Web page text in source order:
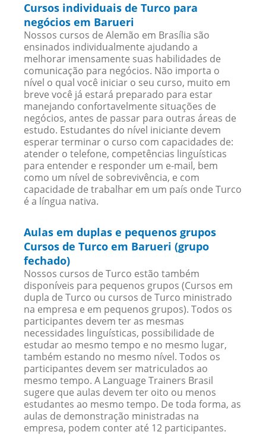
Cursos individuais de Turco para
negócios em Barueri
Nossos cursos de Alemão em Brasília são
ensinados individualmente ajudando a
melhorar imensamente suas habilidades de
comunicação para negócios. Não importa o
nível o qual você iniciar o seu curso, muito em
breve você já estará preparado para estar
manejando confortavelmente situações de
negócios, antes de passar para outras áreas de
estudo. Estudantes do nível iniciante devem
esperar terminar o curso com capacidades de:
atender o telefone, competências linguísticas
para entender e responder um e-mail, bem
como um nível de sobrevivência, e com
capacidade de trabalhar em um país onde Turco
é a língua nativa.
Aulas em duplas e pequenos grupos
Cursos de Turco em Barueri (grupo
fechado)
Nossos cursos de Turco estão também
disponíveis para pequenos grupos (Cursos em
dupla de Turco ou cursos de Turco ministrado
na empresa e em pequenos grupos). Todos os
participantes devem ter as mesmas
necessidades linguísticas, possibilidade de
estudar ao mesmo tempo e no mesmo lugar,
também estando no mesmo nível. Todos os
participantes devem ser matriculados ao
mesmo tempo. A Language Trainers Brasil
sugere que aulas devem ter oito ou menos
estudantes ao mesmo tempo. De toda forma, as
aulas de demonstração ministradas na
empresa, podem conter até 12 participantes.